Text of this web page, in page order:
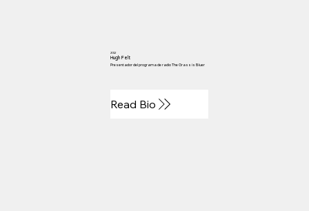
2012
Hugh Felt
Presentador del programa de radio The Grass is Bluer
Read Bio